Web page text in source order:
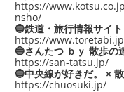
https://
nsho/
🔵鉄道・旅行情報サイト
https://
🔵さんたつ ｂｙ 散歩の
https://san-tatsu.jp/
🔵中央線が好きだ。 ×
https://chuosuki.jp/